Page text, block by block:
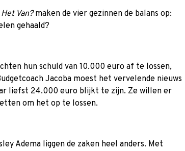
Van?maken de vier gezinnen de balans op:
gehaald?
hun schuld van 10.000 euro af te lossen,
Jacoba moest het vervelende nieuws
liefst 24.000 euro blijkt te zijn. Ze willen er
om het op te lossen.
Adema liggen de zaken heel anders. Met